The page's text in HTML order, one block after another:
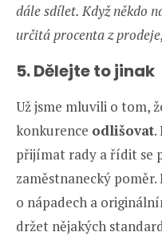
dále sdílet. Když někdo
určitá procenta z
5. Dělejte to jinak
Už jsme mluvili o tom,
konkurence odlišovat.
přijímat rady a řídit se
zaměstnanecký
o nápadech a
držet nějakých